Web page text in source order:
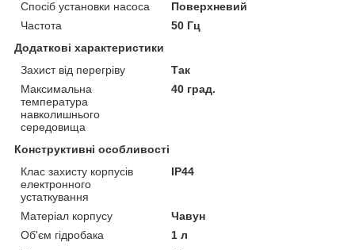
Спосіб установки насоса
Поверхневий
Частота
50 Гц
Додаткові характеристики
Захист від перегріву
Так
Максимальна
температура
навколишнього
середовища
40 град.
Конструктивні особливості
Клас захисту корпусів
електронного
устаткування
IP44
Матеріал корпусу
Чавун
Об'єм гідробака
1 л